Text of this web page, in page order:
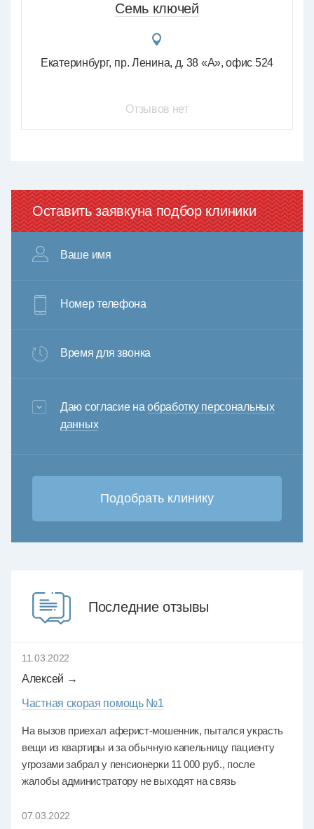
Семь ключей
Екатеринбург пр. Ленина, д. 38 «А», офис 524
Отзывов нет
Оставить заявкуна подбор клиники
Ваше имя
Номер телефона
Время для звонка
3+6=
Даю согласие наобработку персональных
данных
Последние отзывы
11.03.2022
Алексей →
Частная скорая помощь №1
На вызов приехал аферист-мошенник, пытался украсть
вещи из квартиры и за обычную капельницу пациенту
угрозами забрал у пенсионерки 11 000 руб., после
жалобы администратору не выходят на связь
07.03.2022